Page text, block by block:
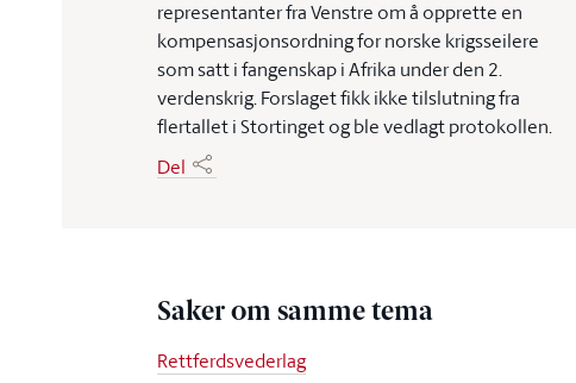
representanter fra Venstre om å opprette en
kompensasjonsordning for norske krigsseilere
som satt i fangenskap i Afrika under den 2.
verdenskrig. Forslaget fikk ikke tilslutning fra
flertallet i Stortinget og ble vedlagt protokollen.
Del
Saker om samme tema
Rettferdsvederlag